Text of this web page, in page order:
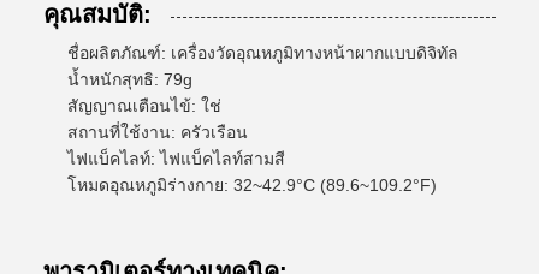
คุณสมบัติ:
ชื่อผลิตภัณฑ์: เครื่องวัดอุณหภูมิทางหน้าผากแบบดิจิทัล
น้ำหนักสุทธิ: 79g
สัญญาณเตือนไข้: ใช่
สถานที่ใช้งาน: ครัวเรือน
ไฟแบ็คไลท์: ไฟแบ็คไลท์สามสี
โหมดอุณหภูมิร่างกาย: 32~42.9°C (89.6~109.2°F)